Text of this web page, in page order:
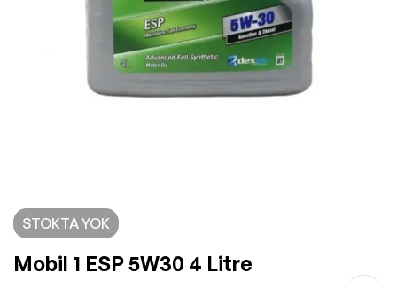
STOKTA YOK
Mobil 1 ESP 5W30 4 Litre